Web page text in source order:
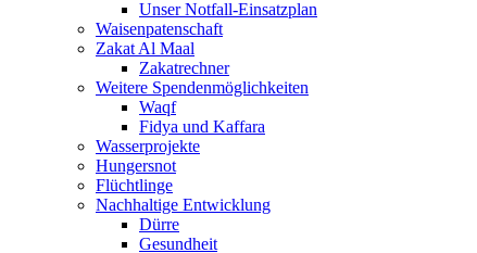
Unser Notfall-Einsatzplan
Waisenpatenschaft
Zakat Al Maal
Zakatrechner
Weitere Spendenmöglichkeiten
Waqf
Fidya und Kaffara
Wasserprojekte
Hungersnot
Flüchtlinge
Nachhaltige Entwicklung
Dürre
Gesundheit